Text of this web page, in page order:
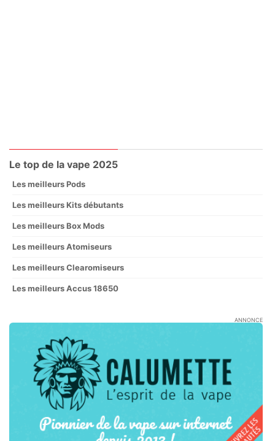
Le top de la vape 2025
Les meilleurs Pods
Les meilleurs Kits débutants
Les meilleurs Box Mods
Les meilleurs Atomiseurs
Les meilleurs Clearomiseurs
Les meilleurs Accus 18650
ANNONCE